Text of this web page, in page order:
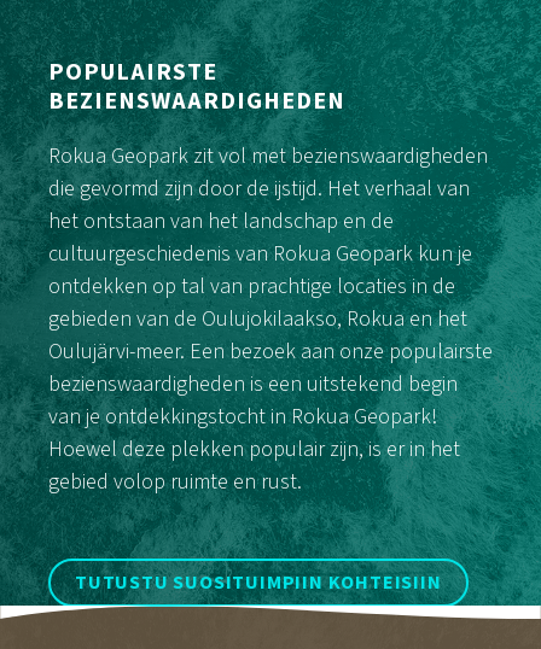
POPULAIRSTE
BEZIENSWAARDIGHEDEN
Rokua Geopark zit vol met bezienswaardigheden
die gevormd zijn door de ijstijd. Het verhaal van
het ontstaan van het landschap en de
cultuurgeschiedenis van Rokua Geopark kun je
ontdekken op tal van prachtige locaties in de
gebieden van de Oulujokilaakso, Rokua en het
Oulujärvi-meer. Een bezoek aan onze populairste
bezienswaardigheden is een uitstekend begin
van je ontdekkingstocht in Rokua Geopark!
Hoewel deze plekken populair zijn, is er in het
gebied volop ruimte en rust.
TUTUSTU SUOSITUIMPIIN KOHTEISIIN